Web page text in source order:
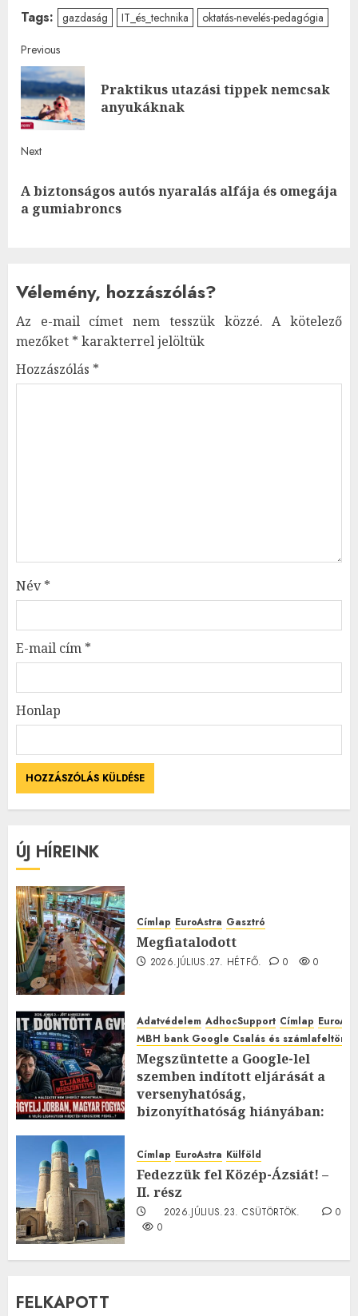
Tags: gazdaság IT_és_technika oktatás-nevelés-pedagógia
Post
navigation
Previous
Praktikus utazási tippek nemcsak
anyukáknak
Next
Next
post:
A biztonságos autós nyaralás alfája és omegája
a gumiabroncs
Vélemény, hozzászólás?
Az e-mail címet nem tesszük közzé. A kötelező
mezőket * karakterrel jelöltük
Hozzászólás *
Név*
E-mail cím *
Honlap
ÚJ HÍREINK
Címlap EuroAstra Gasztró
Megfiatalodott
2026.JÚLIUS.27. HÉTFŐ. 0 0
Adatvédelem AdhocSupport Címlap
MBH bank Google Csalás és
Megszüntette a Google-lel
szemben indított eljárását a
versenyhatóság,
bizonyíthatóság hiányában:
2026.JÚLIUS.23. CSÜTÖRTÖK.
0
Címlap EuroAstra Külföld
Fedezzük fel Közép-Ázsiát! –
II. rész
2026.JÚLIUS.23. CSÜTÖRTÖK.
0
0
FELKAPOTT